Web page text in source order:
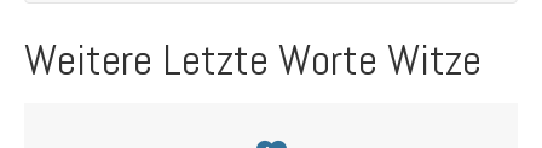
Weitere Letzte Worte Witze